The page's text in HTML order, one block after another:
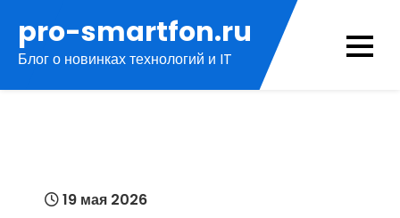
содержимому
pro-smartfon.ru
Блог о новинках технологий и IT
19 мая 2026